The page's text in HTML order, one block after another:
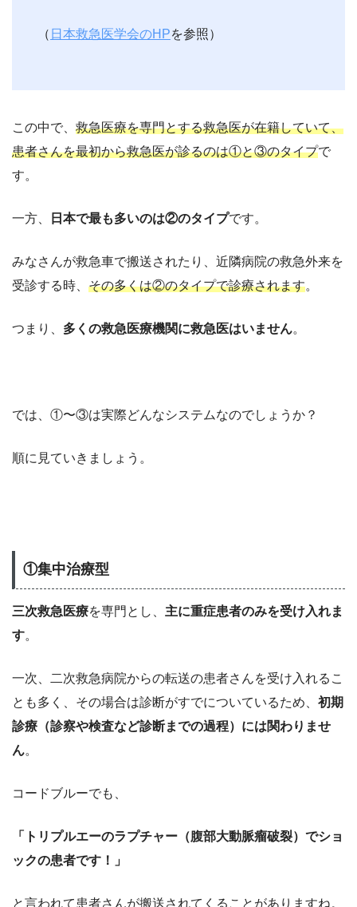
（ 日本救急医学会のHPを参照）
この中で、 救急医療を専門とする救急医が在籍していて、
患者さんを最初から救急医が診るのは①と③のタイプで
す。
一方、 日本で最も多いのは②のタイプです。
みなさんが救急車で搬送されたり、近隣病院の救急外来を
受診する時、 その多くは②のタイプで診療されます。
つまり、 多くの救急医療機関に救急医はいません。
では、①〜③は実際どんなシステムなのでしょうか？
順に見ていきましょう。
①集中治療型
三次救急医療を専門とし、 主に重症患者のみを受け入れま
す。
一次、二次救急病院からの転送の患者さんを受け入れるこ
とも多く、その場合は診断がすでについているため、 初期
診療（診察や検査など診断までの過程）には関わりませ
ん。
コードブルーでも、
「トリプルエーのラプチャー（腹部大動脈瘤破裂）でショ
ックの患者です！」
と言われて患者さんが搬送されてくることがありますね。